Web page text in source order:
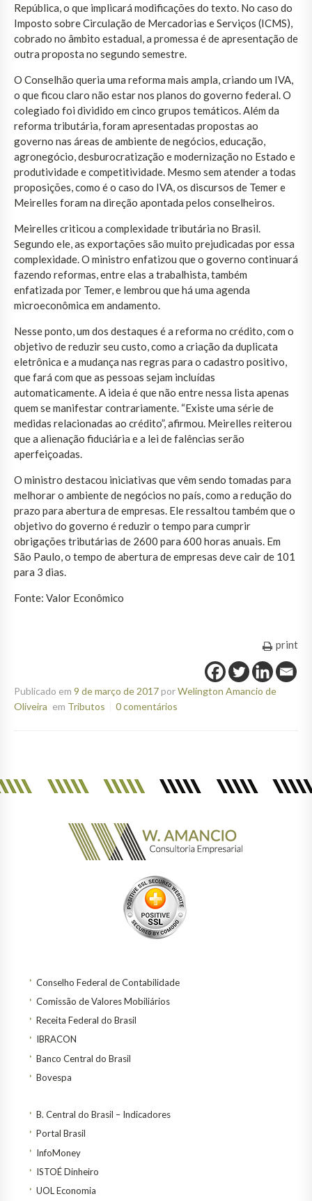
República, o que implicará modificações do texto. No caso do
Imposto sobre Circulação de Mercadorias e Serviços (ICMS),
cobrado no âmbito estadual, a promessa é de apresentação de
outra proposta no segundo semestre.
O Conselhão queria uma reforma mais ampla, criando um IVA,
o que ficou claro não estar nos planos do governo federal. O
colegiado foi dividido em cinco grupos temáticos. Além da
reforma tributária, foram apresentadas propostas ao
governo nas áreas de ambiente de negócios, educação,
agronegócio, desburocratização e modernização no Estado e
produtividade e competitividade. Mesmo sem atender a todas
proposições, como é o caso do IVA, os discursos de Temer e
Meirelles foram na direção apontada pelos conselheiros.
Meirelles criticou a complexidade tributária no Brasil.
Segundo ele, as exportações são muito prejudicadas por essa
complexidade. O ministro enfatizou que o governo continuará
fazendo reformas, entre elas a trabalhista, também
enfatizada por Temer, e lembrou que há uma agenda
microeconômica em andamento.
Nesse ponto, um dos destaques é a reforma no crédito, com o
objetivo de reduzir seu custo, como a criação da duplicata
eletrônica e a mudança nas regras para o cadastro positivo,
que fará com que as pessoas sejam incluídas
automaticamente. A ideia é que não entre nessa lista apenas
quem se manifestar contrariamente. “Existe uma série de
medidas relacionadas ao crédito”, afirmou. Meirelles reiterou
que a alienação fiduciária e a lei de falências serão
aperfeiçoadas.
O ministro destacou iniciativas que vêm sendo tomadas para
melhorar o ambiente de negócios no país, como a redução do
prazo para abertura de empresas. Ele ressaltou também que o
objetivo do governo é reduzir o tempo para cumprir
obrigações tributárias de 2600 para 600 horas anuais. Em
São Paulo, o tempo de abertura de empresas deve cair de 101
para 3 dias.
Fonte: Valor Econômico
print
Publicado em 9 de março de 2017porWelington Amancio de
Oliveira em Tributos 0 comentários
Conselho Federal de Contabilidade
Comissão de Valores Mobiliários
Receita Federal do Brasil
IBRACON
Banco Central do Brasil
Bovespa
B. Central do Brasil – Indicadores
Portal Brasil
InfoMoney
ISTOÉ Dinheiro
UOL Economia